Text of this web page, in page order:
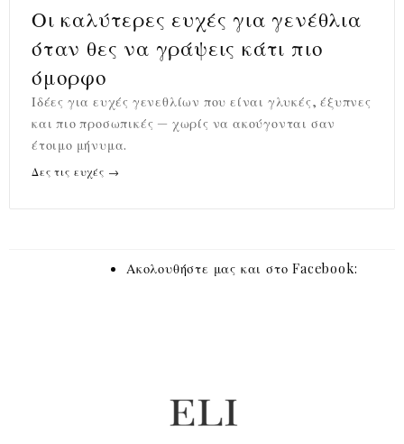
Οι καλύτερες ευχές για γενέθλια
όταν θες να γράψεις κάτι πιο
όμορφο
Ιδέες για ευχές γενεθλίων που είναι γλυκές, έξυπνες
και πιο προσωπικές — χωρίς να ακούγονται σαν
έτοιμο μήνυμα.
Δες τις ευχές →
Ακολουθήστε μας και στο Facebook: